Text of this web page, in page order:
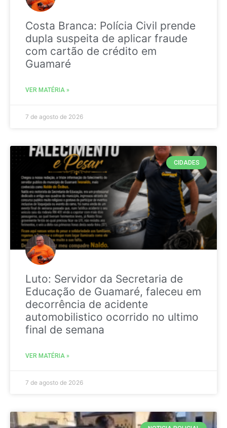
Costa Branca: Polícia Civil prende
dupla suspeita de aplicar fraude
com cartão de crédito em
Guamaré
VER MATÉRIA »
7 de agosto de 2026
CIDADES
Luto: Servidor da Secretaria de
Educação de Guamaré, faleceu em
decorrência de acidente
automobilistico ocorrido no ultimo
final de semana
VER MATÉRIA »
7 de agosto de 2026